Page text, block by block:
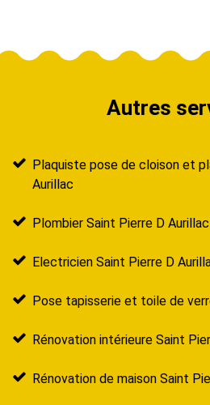
Autres
Plaquiste pose de cloison et
Aurillac
Plombier Saint Pierre D Aurillac
Electricien Saint Pierre D
Pose tapisserie et toile de
Rénovation intérieure Saint
Rénovation de maison Saint